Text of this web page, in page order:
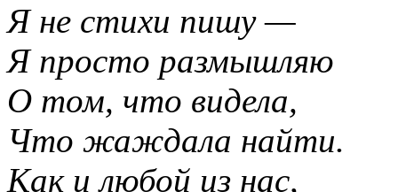
Я не стихи пишу —
Я просто размышляю
О том, что видела,
Что жаждала найти.
Как и любой из нас,